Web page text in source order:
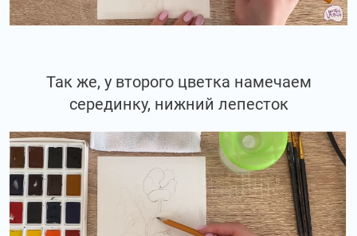
Так же, у второго цветка намечаем
серединку, нижний лепесток